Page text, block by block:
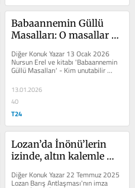
Babaannemin Güllü
Masalları: O masallar
Diğer Konuk Yazar 13 Ocak 2026
Nursun Erel ve kitabı 'Babaannemin
Güllü Masalları' - Kim unutabilir
mutsuz...
13.01.2026
40
T24
Lozan’da İnönü’lerin
izinde, altın kalemle
imza
Diğer Konuk Yazar 22 Temmuz 2025
Lozan Barış Antlaşması'nın imza